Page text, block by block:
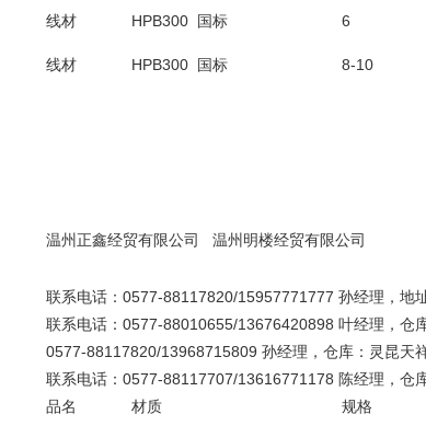
线材 HPB300 国标 6
线材 HPB300 国标 8-10
温州正鑫经贸有限公司 温州明楼经贸有限公司
联系电话：0577-88117820/15957771777 孙经理，地
联系电话：0577-88010655/13676420898
0577-88117820/13968715809 孙经理，仓库：灵
联系电话：0577-88117707/13616771178 陈经理，仓
品名
材质 规格